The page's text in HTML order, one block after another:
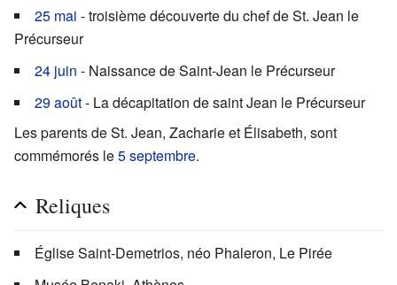
25 mai - troisième découverte du chef de St. Jean le
Précurseur
24 juin - Naissance de Saint-Jean le Précurseur
29 août- La décapitation de saint Jean le Précurseur
Les parents de St. Jean, Zacharie et Élisabeth, sont
commémorés le5 septembre.
Reliques
Église Saint-Demetrios, néo Phaleron, Le Pirée